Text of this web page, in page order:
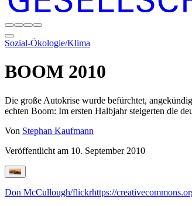
Sozial-Ökologie/Klima
BOOM 2010
Die große Autokrise wurde befürchtet,
echten Boom: Im ersten Halbjahr steigerten die
Von Stephan Kaufmann
Veröffentlicht am 10. September 2010
Don McCullough/flickrhttps://